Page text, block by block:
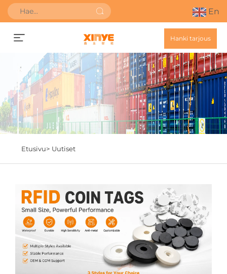
En
Hanki tarjous
Etusivu> Uutiset